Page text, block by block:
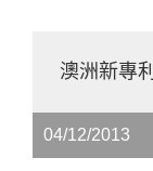
澳洲新專
04/12/2013